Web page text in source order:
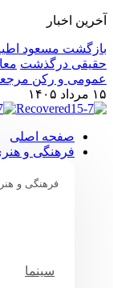
آخرین اخبار
بازگشت مسعود
حقیقی درگذشت
عمومی و رکن
۱۵ مرداد ۱۴۰۵
صفحه اصلی
فرهنگی و
فرهنگی و
سینما